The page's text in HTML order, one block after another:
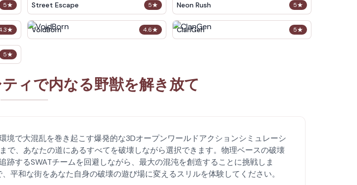
5★ 5★
Street Escape 5★
Neon Rush
★ 4.6★
VoidBorn 5★
ClanGen
5★
ィで内なる野獣を解き放て
で大混乱を巻き起こす爆発的な3Dオープンワールドアクションシミュレーシ
で、あなたの道にあるすべてを破壊しながら選択できます。物理ベースの破壊
するSWATチームを回避しながら、最大の混沌を創造することに挑戦しま
平和な街をあなた自身の破壊の遊び場に変えるスリルを体験してください。